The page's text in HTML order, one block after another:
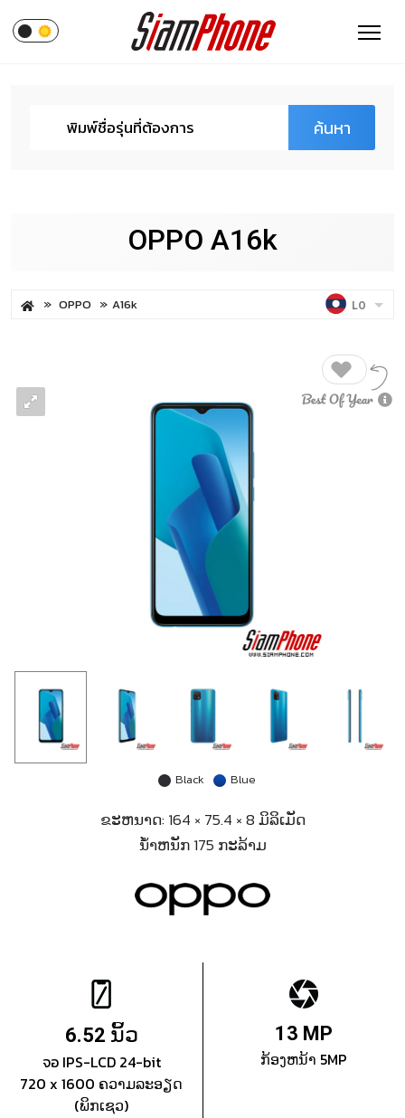
ค้นหา
OPPO A16k
OPPO A16k LO
Black Blue
ຂະຫນາດ: 164 × 75.4 × 8 ມິລິເມັດ
ນ້ຳຫນັກ 175 ກະລ້າມ
6.52 ນິ້ວ
จอ IPS-LCD 24-bit
720 x 1600 ຄວາມລະອຽດ
(ພິກເຊວ)
13 MP
ກ້ອງຫນ້າ 5MP